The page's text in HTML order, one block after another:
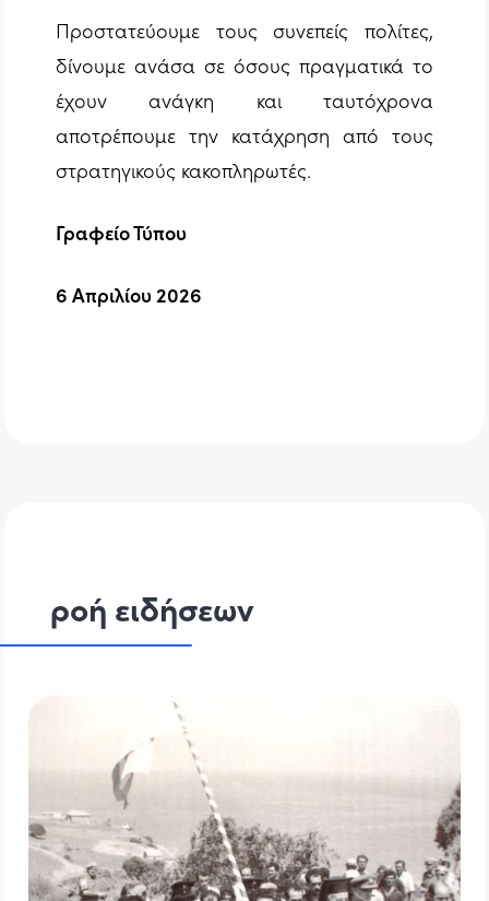
Προστατεύουμε τους συνεπείς πολίτες,
δίνουμε ανάσα σε όσους πραγματικά το
έχουν ανάγκη και ταυτόχρονα
αποτρέπουμε την κατάχρηση από τους
στρατηγικούς κακοπληρωτές.
Γραφείο Τύπου
6 Απριλίου 2026
ροή ειδήσεων